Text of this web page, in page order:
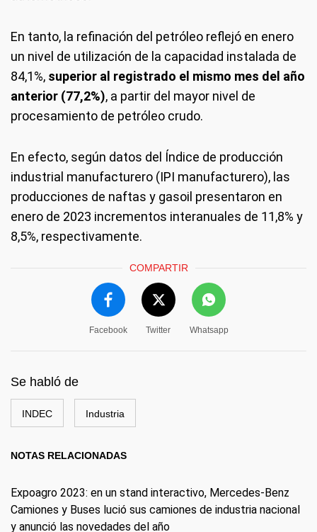
En tanto, la refinación del petróleo reflejó en enero
un nivel de utilización de la capacidad instalada de
84,1%, superior al registrado el mismo mes del año
anterior (77,2%), a partir del mayor nivel de
procesamiento de petróleo crudo.
En efecto, según datos del Índice de producción
industrial manufacturero (IPI manufacturero), las
producciones de naftas y gasoil presentaron en
enero de 2023 incrementos interanuales de 11,8% y
8,5%, respectivamente.
COMPARTIR
Facebook Twitter Whatsapp
Se habló de
INDEC Industria
NOTAS RELACIONADAS
Expoagro 2023: en un stand interactivo, Mercedes-Benz
Camiones y Buses lució sus camiones de industria nacional
y anunció las novedades del año